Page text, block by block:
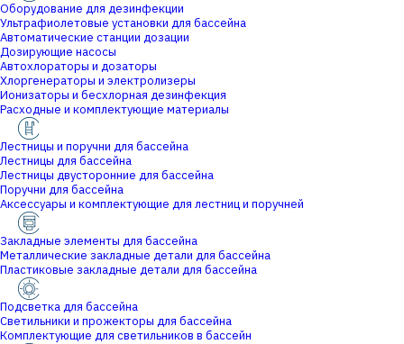
Оборудование для дезинфекции
Ультрафиолетовые установки для бассейна
Автоматические станции дозации
Дозирующие насосы
Автохлораторы и дозаторы
Хлоргенераторы и электролизеры
Ионизаторы и бесхлорная дезинфекция
Расходные и комплектующие материалы
Лестницы и поручни для бассейна
Лестницы для бассейна
Лестницы двусторонние для бассейна
Поручни для бассейна
Аксессуары и комплектующие для лестниц и поручней
Закладные элементы для бассейна
Металлические закладные детали для бассейна
Пластиковые закладные детали для бассейна
Подсветка для бассейна
Светильники и прожекторы для бассейна
Комплектующие для светильников в бассейн